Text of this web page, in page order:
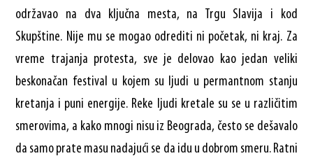
održavao na dva ključna mesta, na Trgu Slavija i kod
Skupštine. Nije mu se mogao odrediti ni početak, ni kraj. Za
vreme trajanja protesta, sve je delovao kao jedan veliki
beskonačan festival u kojem su ljudi u permantnom stanju
kretanja i puni energije. Reke ljudi kretale su se u različitim
smerovima, a kako mnogi nisu iz Beograda, često se dešavalo
da samo prate masu nadajući se da idu u dobrom smeru. Ratni